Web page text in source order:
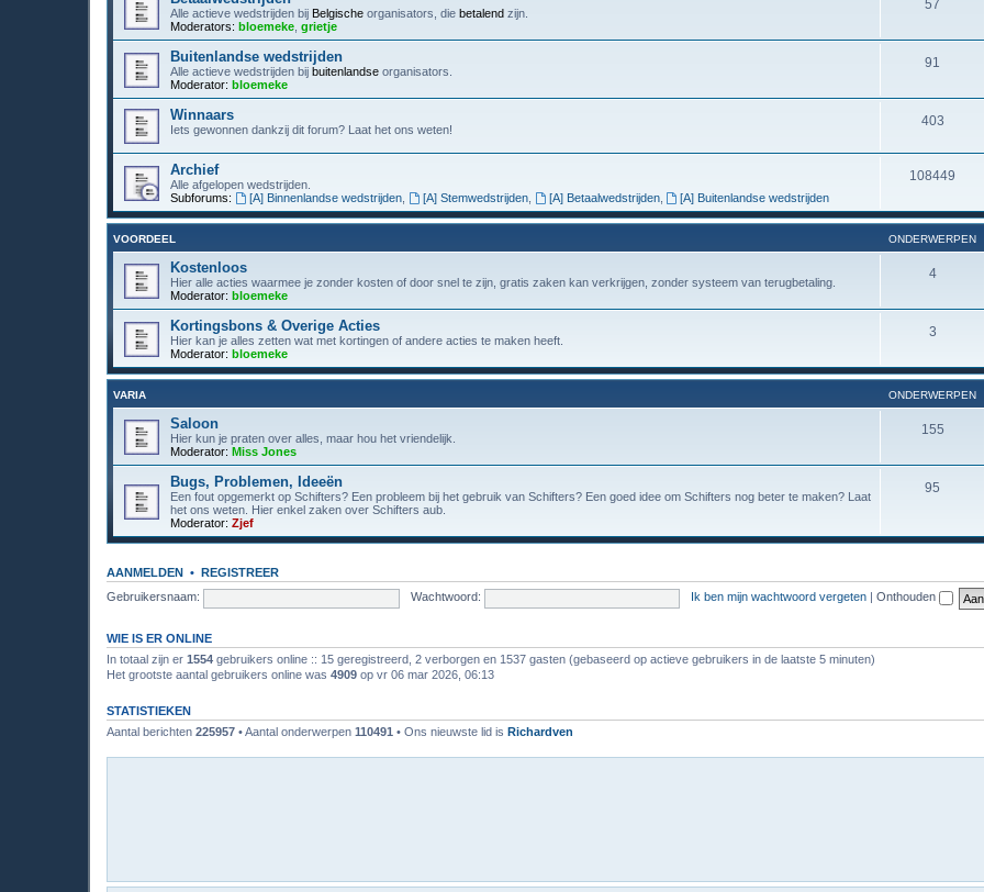
Alle actieve wedstrijden bij Belgische organisators, die betalend zijn.
Moderators: bloemeke grietje
57
Buitenlandse wedstrijden
Alle actieve wedstrijden bij buitenlandse organisators.
Moderator: bloemeke
91
Winnaars
Iets gewonnen dankzij dit forum? Laat het ons weten!
403
Archief
Alle afgelopen wedstrijden.
Subforums:
[A] Binnenlandse wedstrijden, [A] Stemwedstrijden, [A] Betaalwedstrijden, [A] Buitenlandse wedstrijden
108449
VOORDEEL ONDERWERPEN
Kostenloos
Hier alle acties waarmee je zonder kosten of door snel te zijn, gratis zaken kan verkrijgen, zonder systeem van terugbetaling.
Moderator: bloemeke
4
Kortingsbons & Overige Acties
Hier kan je alles zetten wat met kortingen of andere acties te maken heeft.
Moderator: bloemeke
3
VARIA ONDERWERPEN
Saloon
Hier kun je praten over alles, maar hou het vriendelijk.
Moderator: Miss Jones
155
Bugs, Problemen, Ideeën
Een fout opgemerkt op Schifters? Een probleem bij het gebruik van Schifters? Een goed idee om Schifters nog beter te maken? Laat
het ons weten. Hier enkel zaken over Schifters aub.
Moderator: Zjef
95
AANMELDEN • REGISTREER
Gebruikersnaam:
Wachtwoord: Ik ben mijn wachtwoord vergeten Onthouden
WIE IS ER ONLINE
In totaal zijn er 1554 gebruikers online :: 15 geregistreerd, 2 verborgen en 1537 gasten (gebaseerd op actieve gebruikers in de laatste 5 minuten)
Het grootste aantal gebruikers online was 4909 op vr 06 mar 2026, 06:13
STATISTIEKEN
Aantal berichten 225957 • Aantal onderwerpen 110491 • Ons nieuwste lid is Richardven